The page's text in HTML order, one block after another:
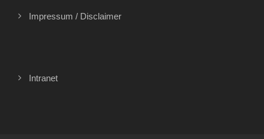
Impressum / Disclaimer
Intranet